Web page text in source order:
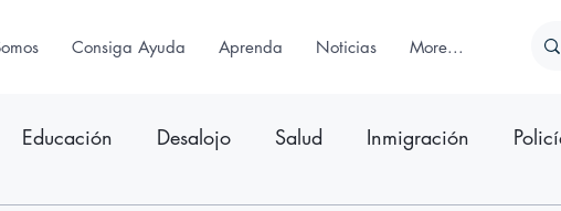
Consiga Ayuda Aprenda Noticias More...
Educación Desalojo Salud Inmigración